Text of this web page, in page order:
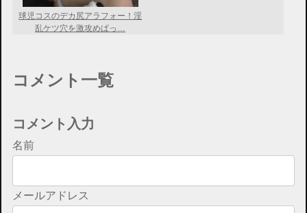
球児コスのデカ尻アラフォー！淫
乱ケツ穴を激攻めぱっ…
コメント一覧
コメント入力
名前
メールアドレス